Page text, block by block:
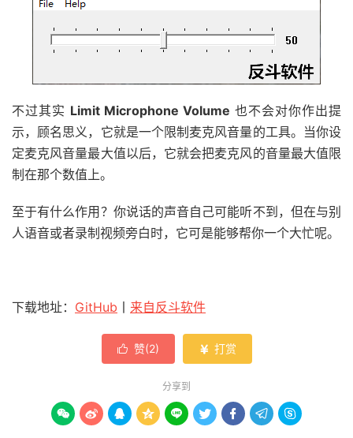
不过其实 Limit Microphone Volume 也不会对你作出提
示，顾名思义，它就是一个限制麦克风音量的工具。当你设
定麦克风音量最大值以后，它就会把麦克风的音量最大值限
制在那个数值上。
至于有什么作用？你说话的声音自己可能听不到，但在与别
人语音或者录制视频旁白时，它可是能够帮你一个大忙呢。
下载地址： GitHub 来自反斗软件
 赞(2)  打赏
分享到
        